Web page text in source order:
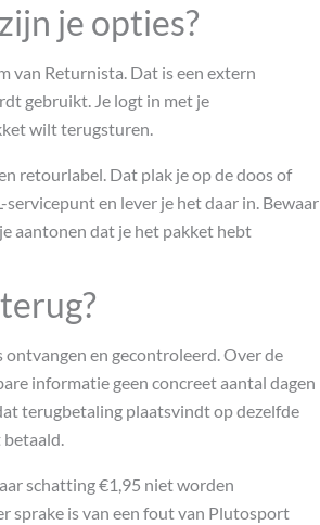
je opties?
van Returnista. Dat is een extern
gebruikt. Je logt in met je
wilt terugsturen.
retourlabel. Dat plak je op de doos of
en lever je het daar in. Bewaar
aantonen dat je het pakket hebt
en gecontroleerd. Over de
informatie geen concreet aantal dagen
terugbetaling plaatsvindt op dezelfde
betaald.
schatting €1,95 niet worden
sprake is van een fout van Plutosport